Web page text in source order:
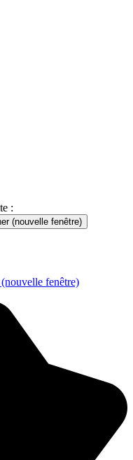
:
(nouvelle fenêtre)
(nouvelle fenêtre)